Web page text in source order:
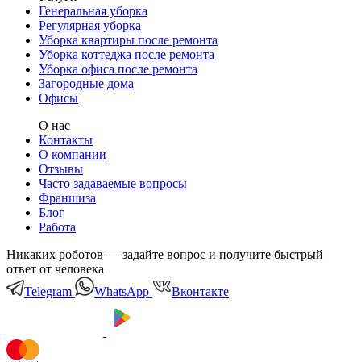
Генеральная уборка
Регулярная уборка
Уборка квартиры после ремонта
Уборка коттеджа после ремонта
Уборка офиса после ремонта
Загородные дома
Офисы
О нас
Контакты
О компании
Отзывы
Часто задаваемые вопросы
Франшиза
Блог
Работа
Никаких роботов — задайте вопрос и получите быстрый
ответ от человека
Telegram
WhatsApp Вконтакте